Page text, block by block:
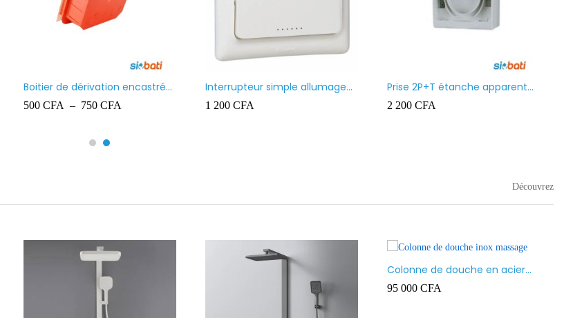
Paquet de chevilles en
plastique Ingelec – 8
700CFA
Projecteur led
6 500
Découvrez